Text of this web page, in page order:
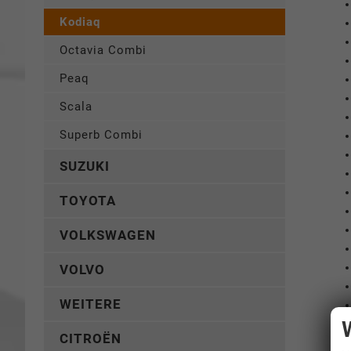
Kodiaq
Octavia Combi
Peaq
Scala
Superb Combi
SUZUKI
TOYOTA
VOLKSWAGEN
VOLVO
WEITERE
CITROËN